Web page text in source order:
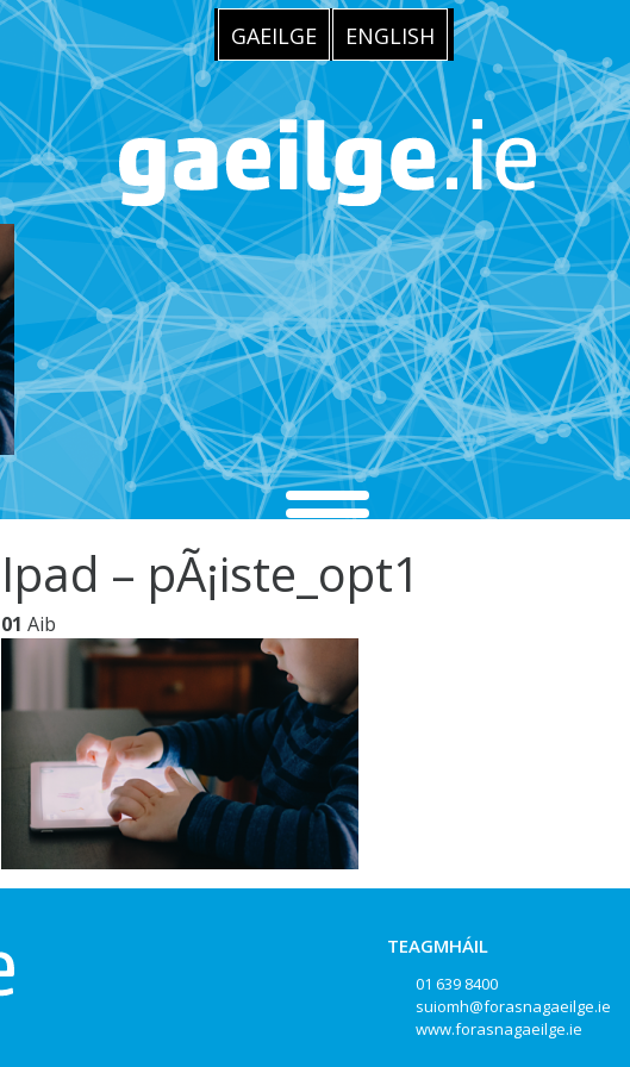
GAEILGE ENGLISH
Ipad – pÃ¡iste_opt1
01 Aib
TEAGMHÁIL
01 639 8400
suiomh@forasnagaeilge.ie
www.forasnagaeilge.ie